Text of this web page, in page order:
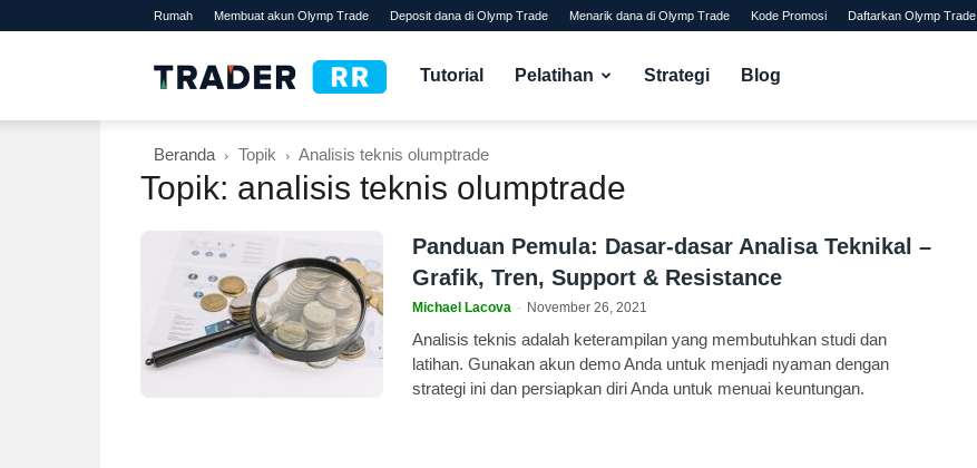
Rumah Membuat akun Olymp Trade Deposit dana di Olymp Trade Menarik dana di Olymp Trade Kode Promosi Daftarkan Olymp Trade
TraderRR
Tutorial Pelatihan Strategi Blog
Beranda Topik Analisis teknis olumptrade
Topik: analisis teknis olumptrade
Panduan Pemula: Dasar-dasar Analisa Teknikal –
Grafik, Tren, Support & Resistance
Michael Lacova - November 26, 2021
Analisis teknis adalah keterampilan yang membutuhkan studi dan
latihan. Gunakan akun demo Anda untuk menjadi nyaman dengan
strategi ini dan persiapkan diri Anda untuk menuai keuntungan.